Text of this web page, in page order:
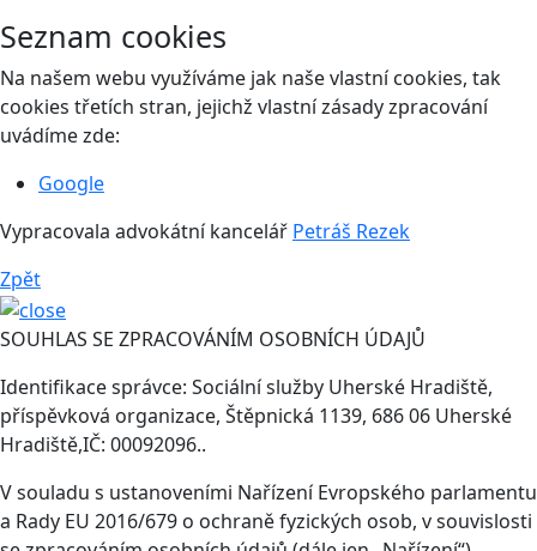
Seznam cookies
Na našem webu využíváme jak naše vlastní cookies, tak
cookies třetích stran, jejichž vlastní zásady zpracování
uvádíme zde:
Google
Vypracovala advokátní kancelář Petráš Rezek
Zpět
SOUHLAS SE ZPRACOVÁNÍM OSOBNÍCH ÚDAJŮ
Identifikace správce: Sociální služby Uherské Hradiště,
příspěvková organizace, Štěpnická 1139, 686 06 Uherské
Hradiště,IČ: 00092096..
V souladu s ustanoveními Nařízení Evropského parlamentu
a Rady EU 2016/679 o ochraně fyzických osob, v souvislosti